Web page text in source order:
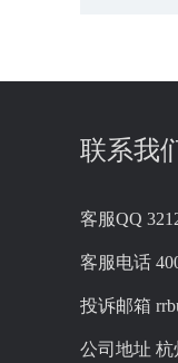
联系我
客服QQ
客服电话
投诉邮箱
公司地址 杭